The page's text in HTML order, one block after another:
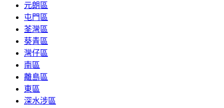
元朗區
屯門區
荃灣區
葵青區
灣仔區
南區
離島區
東區
深水涉區